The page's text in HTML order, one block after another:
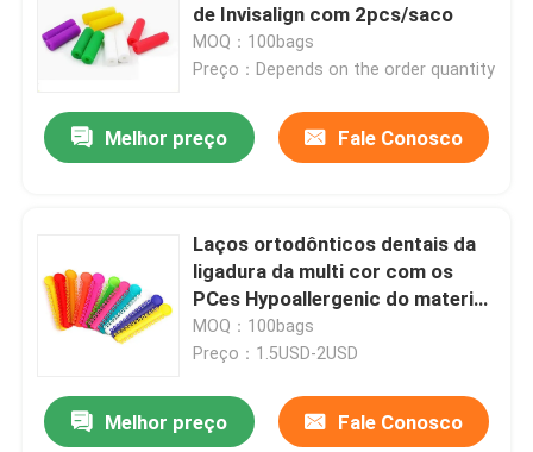
de Invisalign com 2pcs/saco
MOQ：100bags
Preço：Depends on the order quantity
Melhor preço Fale Conosco
Laços ortodônticos dentais da
ligadura da multi cor com os
PCes Hypoallergenic do material
40/saco
MOQ：100bags
Preço：1.5USD-2USD
Melhor preço Fale Conosco